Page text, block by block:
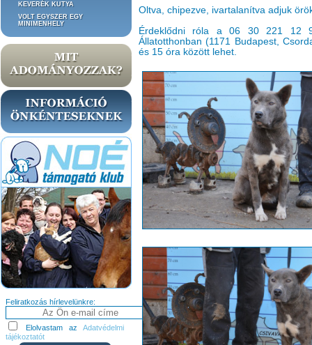
KEVERÉK KUTYA
VOLT EGYSZER EGY
MINIMENHELY
Feliratkozás hírlevelünkre:
Elolvastam az Adatvédelmi
tájékoztatót
Oltva, chipezve, ivartalanítva adjuk
Érdeklődni róla a 06 30 221 12
Állatotthonban (1171 Budapest,
és 15 óra között lehet.